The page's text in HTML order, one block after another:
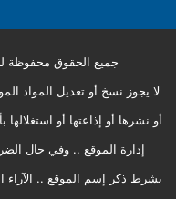
جميع الحقوق محفوظة
لا يجوز نسخ أو تعديل المواد
أو نشرها أو إذاعتها أو
إدارة الموقع .. وفي حال
بشرط ذكر إسم الموقع .. الآراء